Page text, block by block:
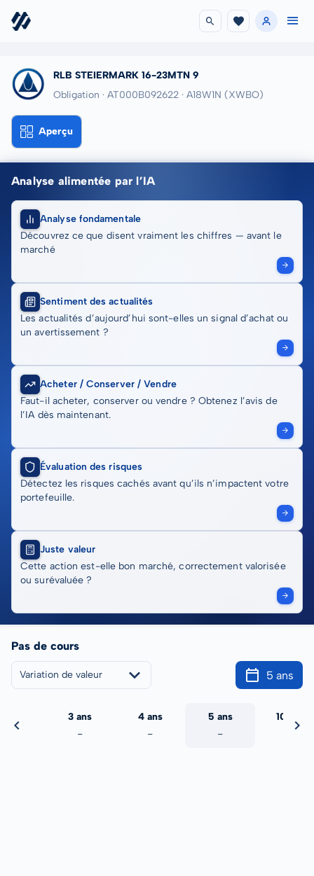
RLB STEIERMARK 16-23MTN 9
Obligation · AT000B092622 · A18W1N (XWBO)
Aperçu
Analyse alimentée par l’IA
Analyse fondamentale
Découvrez ce que disent vraiment les chiffres — avant le
marché
Sentiment des actualités
Les actualités d’aujourd’hui sont-elles un signal d’achat ou
un avertissement ?
Acheter / Conserver / Vendre
Faut-il acheter, conserver ou vendre ? Obtenez l’avis de
l’IA dès maintenant.
Évaluation des risques
Détectez les risques cachés avant qu’ils n’impactent votre
portefeuille.
Juste valeur
Cette action est-elle bon marché, correctement valorisée
ou surévaluée ?
Pas de cours
Variation de valeur 5 ans
3 ans
-
4 ans
-
5 ans
-
10 ans